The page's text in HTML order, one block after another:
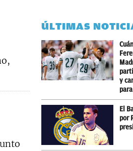
ÚLTIMAS
y
El
por